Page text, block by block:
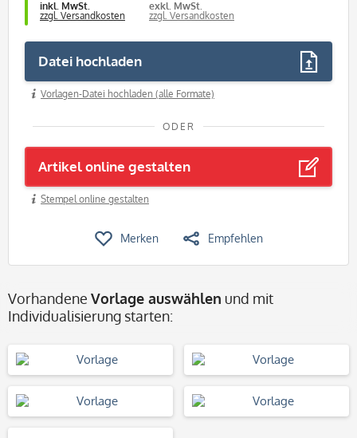
inkl. MwSt.
zzgl. Versandkosten
exkl. MwSt.
zzgl. Versandkosten
Datei hochladen
Vorlagen-Datei hochladen (alle Formate)
ODER
Artikel online gestalten
Stempel online gestalten
Merken Empfehlen
Vorhandene Vorlage auswählen und mit
Individualisierung starten: